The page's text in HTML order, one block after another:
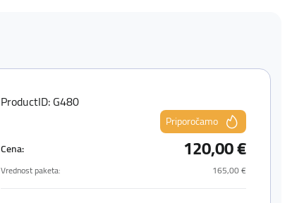
ProductID: G480
Priporočamo
Cena:
120,00 €
Vrednost paketa: 165,00 €